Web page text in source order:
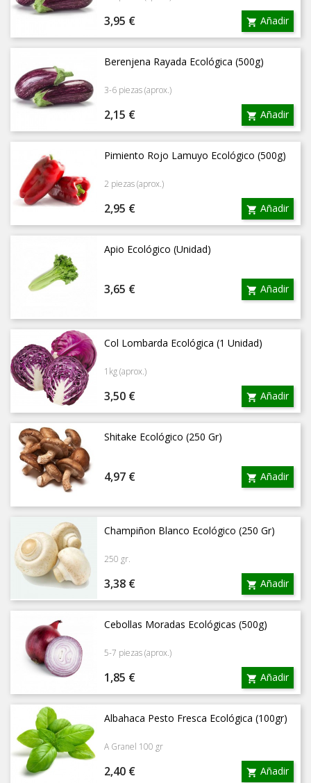
Precio
3,95 €  Añadir
Berenjena Rayada Ecológica (500g)
3-6 piezas (aprox.)
Precio
2,15 €  Añadir
Pimiento Rojo Lamuyo Ecológico (500g)
2 piezas (aprox.)
Precio
2,95 €  Añadir
Apio Ecológico (Unidad)
Precio
3,65 €  Añadir
Col Lombarda Ecológica (1 Unidad)
1kg (aprox.)
Precio
3,50 €  Añadir
Shitake Ecológico (250 Gr)
Precio
4,97 €  Añadir
Champiñon Blanco Ecológico (250 Gr)
250 gr.
Precio
3,38 €  Añadir
Cebollas Moradas Ecológicas (500g)
5-7 piezas (aprox.)
Precio
1,85 €  Añadir
Albahaca Pesto Fresca Ecológica (100gr)
A Granel 100 gr
Precio
2,40 €  Añadir